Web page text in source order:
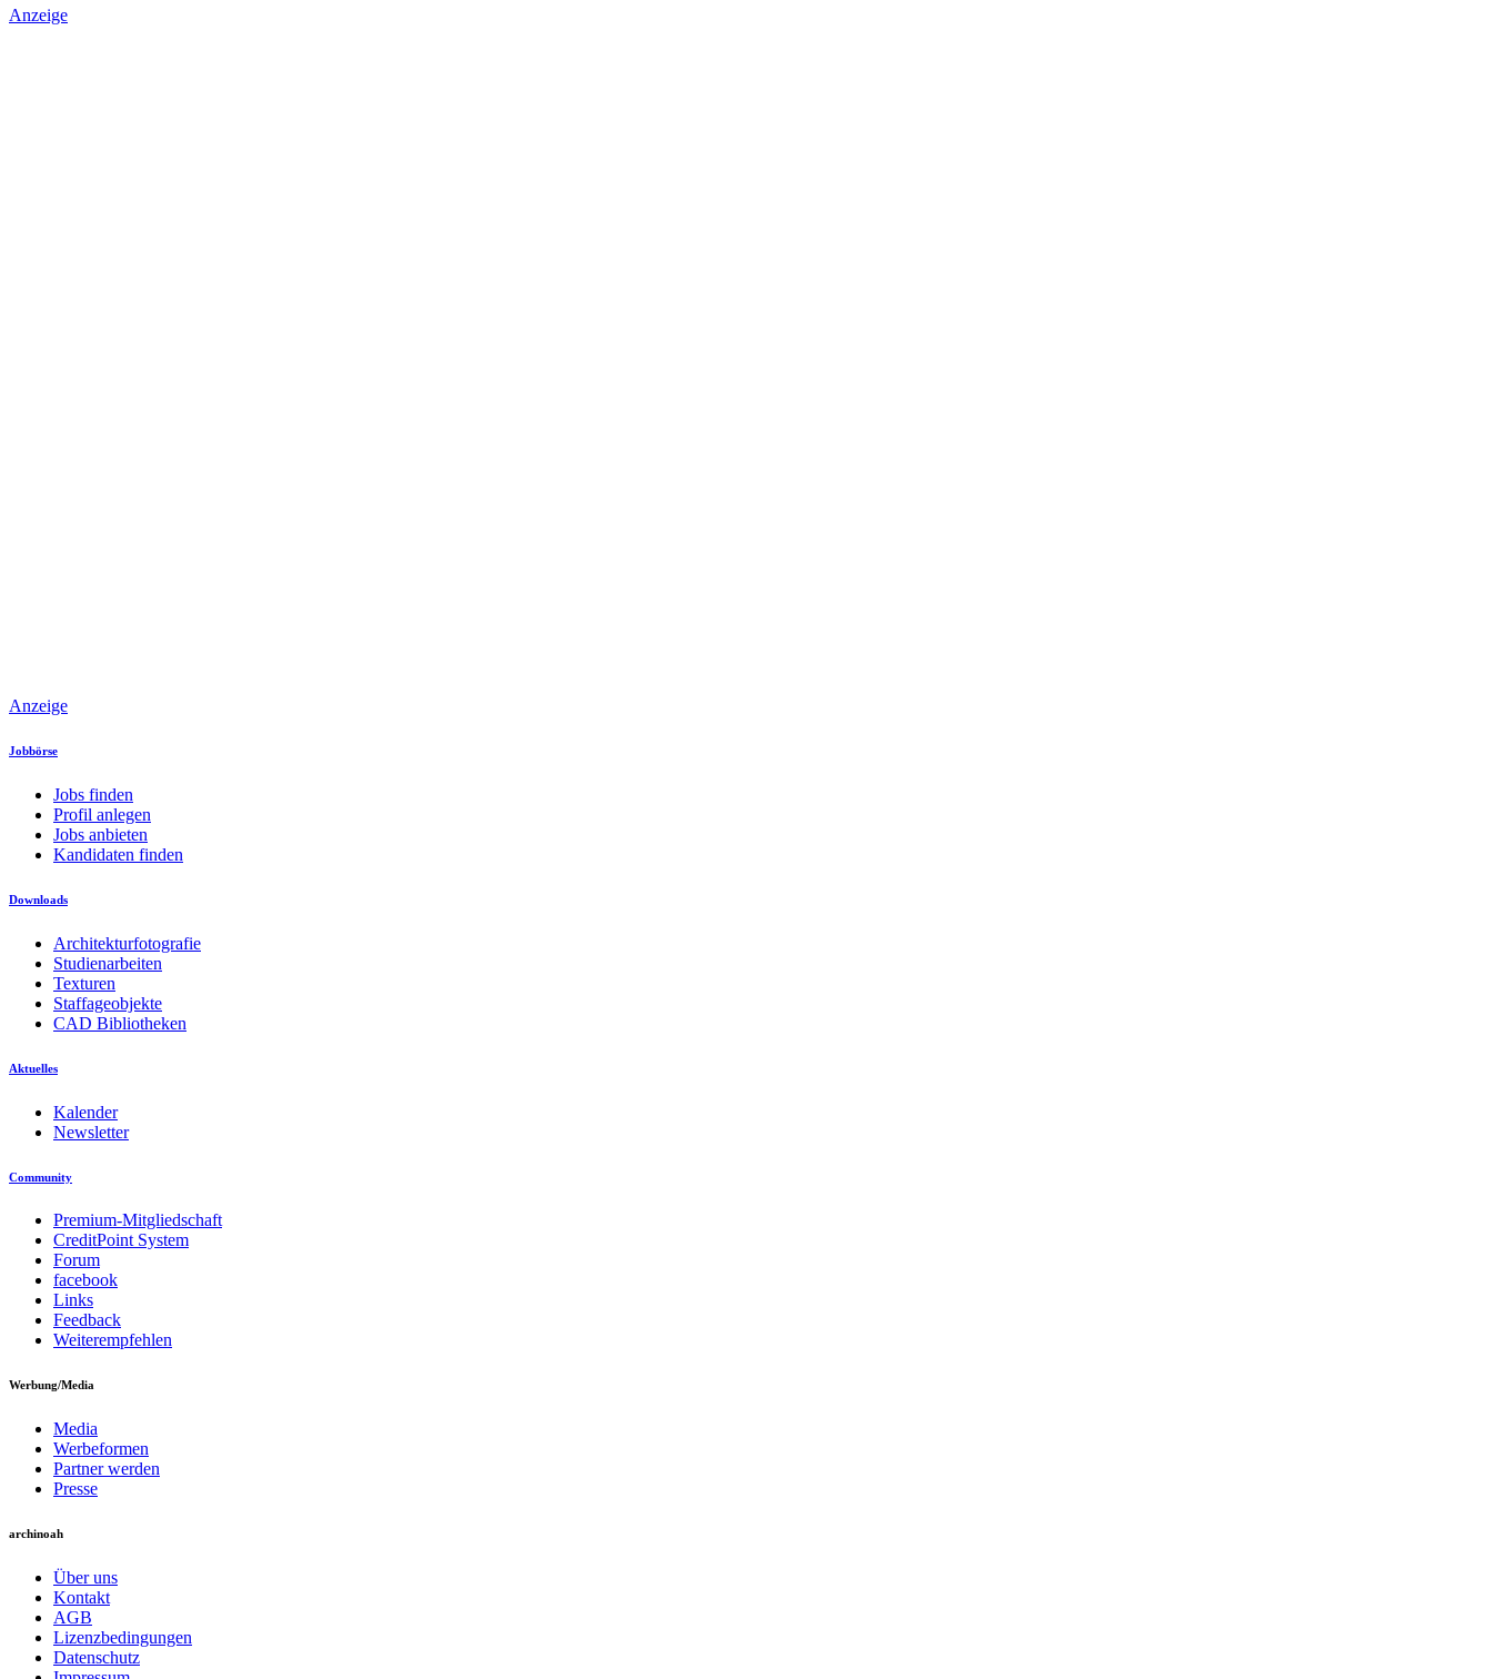
Anzeige
Anzeige
Jobbörse
Jobs finden
Profil anlegen
Jobs anbieten
Kandidaten finden
Downloads
Architekturfotografie
Studienarbeiten
Texturen
Staffageobjekte
CAD Bibliotheken
Aktuelles
Kalender
Newsletter
Community
Premium-Mitgliedschaft
CreditPoint System
Forum
facebook
Links
Feedback
Weiterempfehlen
Werbung/Media
Media
Werbeformen
Partner werden
Presse
archinoah
Über uns
Kontakt
AGB
Lizenzbedingungen
Datenschutz